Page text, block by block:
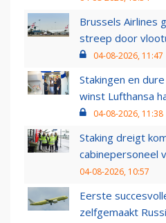
Brussels Airlines
streep door
04-08-2026, 11:47
Stakingen en
winst Lufthansa
04-08-2026, 11:38
Staking dreigt
cabinepersoneel
04-08-2026, 10:57
Eerste
zelfgemaakt